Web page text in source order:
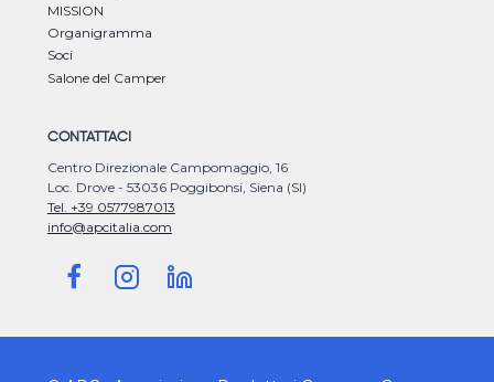
MISSION
Organigramma
Soci
Salone del Camper
CONTATTACI
Centro Direzionale Campomaggio, 16
Loc. Drove - 53036 Poggibonsi, Siena (SI)
Tel. +39 0577987013
info@apcitalia.com